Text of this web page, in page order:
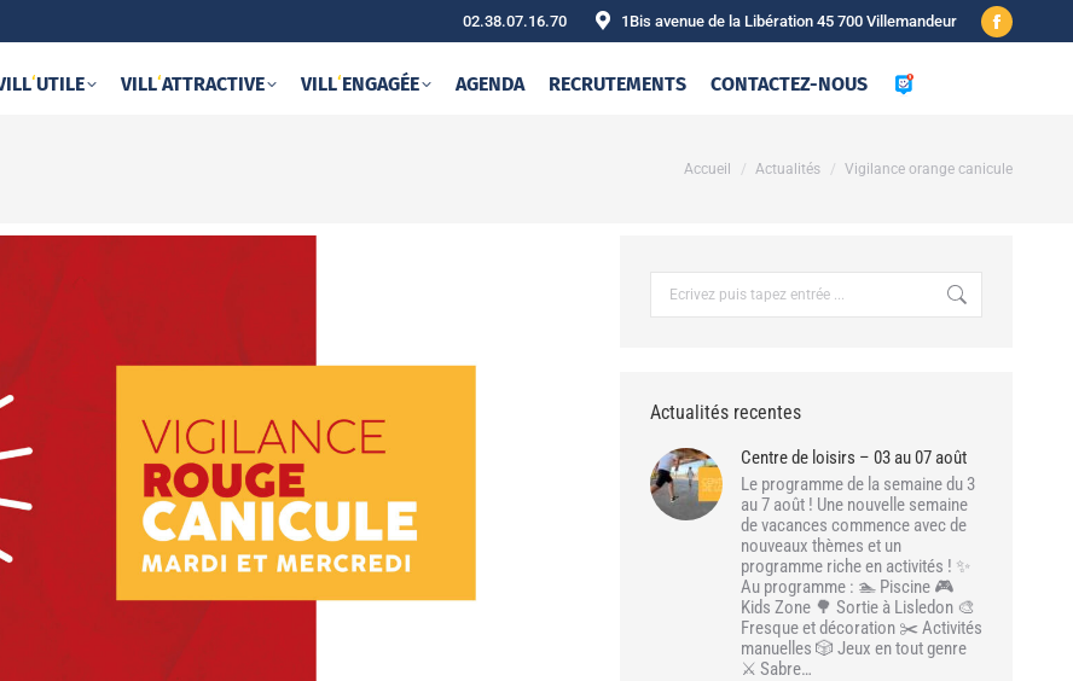
02.38.07.16.70 1Bis avenue de la Libération 45 700 Villemandeur
Facebook
new
‘UTILE VILL‘ATTRACTIVE VILL‘ENGAGÉE AGENDA RECRUTEMENTS CONTACTEZ-NOUS
Vous êtes ici :
Accueil Actualités Vigilance orange canicule
Actualités recentes
Centre de loisirs – 03 au 07 août
Le programme de la semaine du 3
au 7 août ! Une nouvelle semaine
de vacances commence avec de
nouveaux thèmes et un
programme riche en activités ! ✨
Au programme : 🏊 Piscine 🎮
Kids Zone 🌳 Sortie à Lisledon 🎨
Fresque et décoration ✂️ Activités
manuelles 🎲 Jeux en tout genre
⚔️ Sabre…